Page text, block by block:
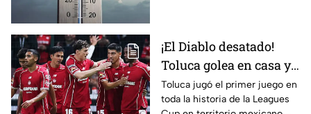
¡El Diablo desatado!
Toluca golea en casa y
Chivas pierde en
penales en la Jornada 1
Toluca jugó el primer juego en
toda la historia de la Leagues